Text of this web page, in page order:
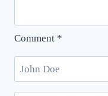
Comment *